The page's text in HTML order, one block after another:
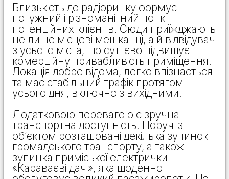
Близькість до радіоринку формує
потужний і різноманітний потік
потенційних клієнтів. Сюди приїжджають
не лише місцеві мешканці, а й відвідувачі
з усього міста, що суттєво підвищує
комерційну привабливість приміщення.
Локація добре відома, легко впізнається
та має стабільний трафік протягом
усього дня, включно з вихідними.
Додатковою перевагою є зручна
транспортна доступність. Поруч із
об’єктом розташовані декілька зупинок
громадського транспорту, а також
зупинка приміської електрички
«Караваєві дачі», яка щоденно